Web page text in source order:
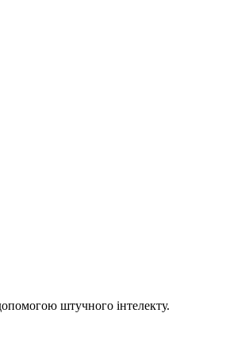
штучного інтелекту.